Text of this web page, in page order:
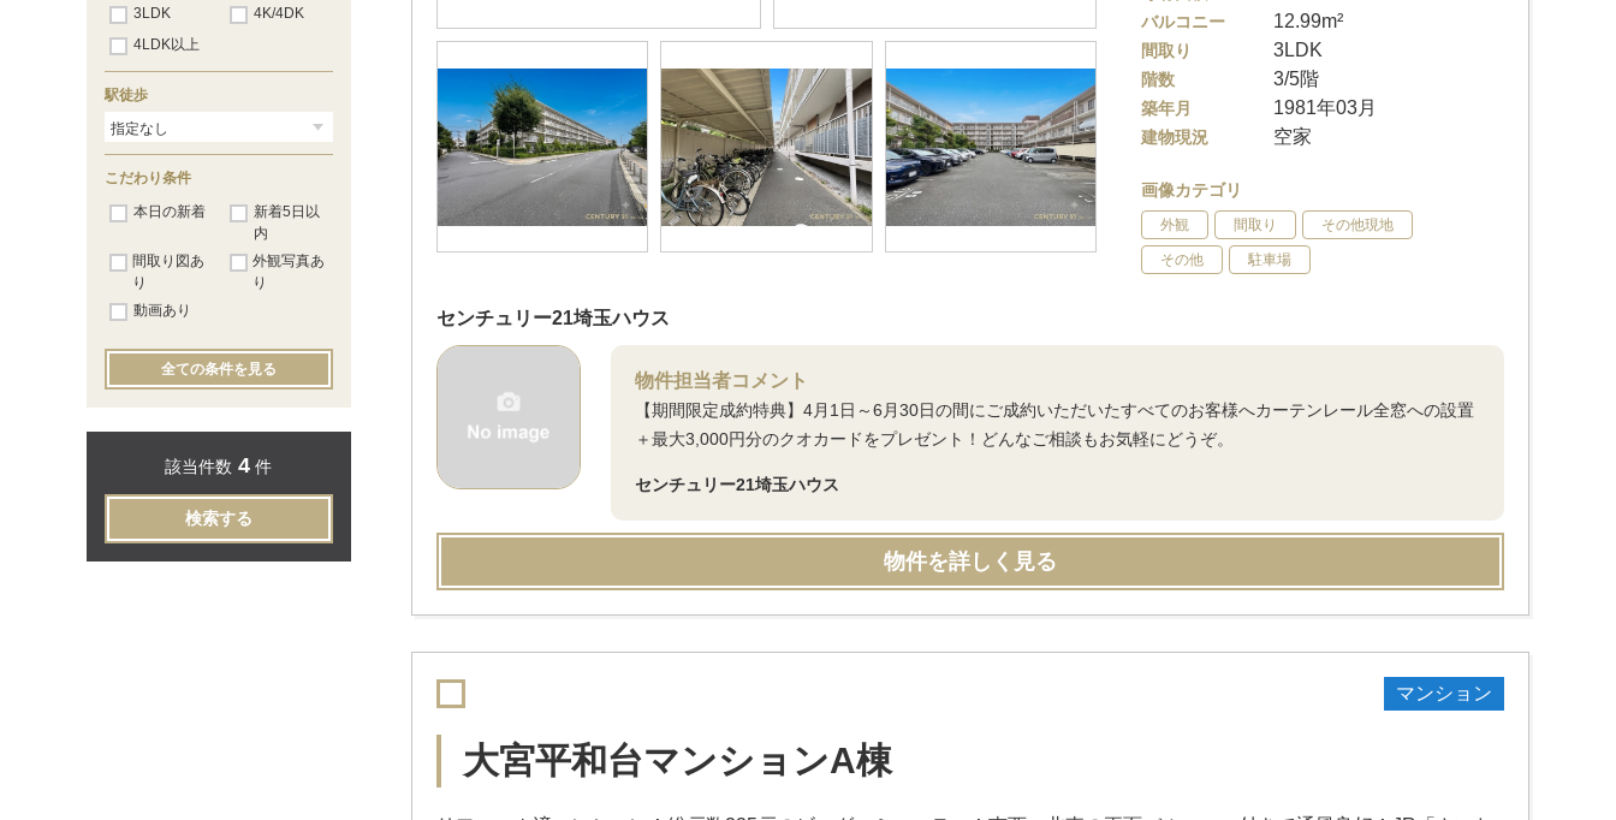
バルコニー 12.99m²
間取り 3LDK
階数 3/5階
築年月 1981年03月
建物現況 空家
画像カテゴリ
外観 間取り その他現地
その他 駐車場
センチュリー21埼玉ハウス
物件担当者コメント
【期間限定成約特典】4月1日～6月30日の間にご成約いただいたすべてのお客様へカーテンレール全窓への設置
＋最大3,000円分のクオカードをプレゼント！どんなご相談もお気軽にどうぞ。
センチュリー21埼玉ハウス
物件を詳しく見る
マンション
大宮平和台マンションA棟
3LDK
4K/4DK
4LDK以上
駅徒歩
こだわり条件
本日の新着
新着5日以
内
間取り図あ
り
外観写真あ
り
動画あり
全ての条件を見る
該当件数 4 件
検索する